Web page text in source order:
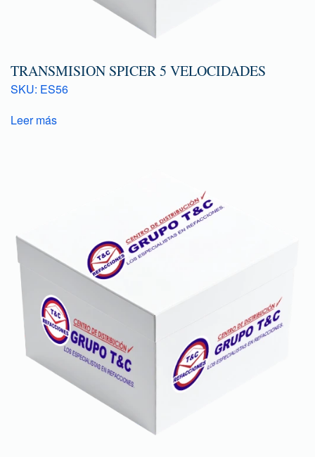
TRANSMISION SPICER 5 VELOCIDADES
SKU: ES56
Leer más